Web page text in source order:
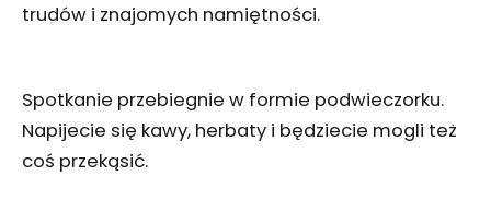
trudów i znajomych namiętności.
Spotkanie przebiegnie w formie podwieczorku.
Napijecie się kawy, herbaty i będziecie mogli też
coś przekąsić.